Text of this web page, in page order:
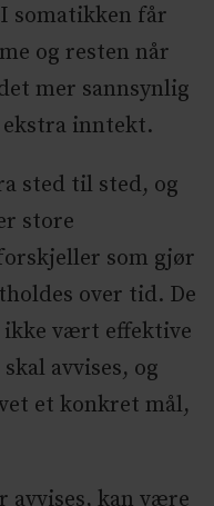
somatikken får
og resten når
mer sannsynlig
ekstra inntekt.
sted til sted, og
store
som gjør
over tid. De
vært effektive
avvises, og
et konkret mål,
avvises, kan være